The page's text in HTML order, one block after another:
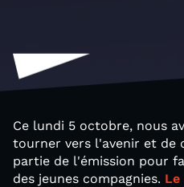
Ce lundi 5 octobre, nous
tourner vers l'avenir et de
partie de l'émission pour
des jeunes compagnies.